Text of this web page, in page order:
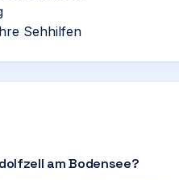
Sehhilfen
am Bodensee?